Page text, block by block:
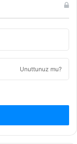
Unuttunuz mu?